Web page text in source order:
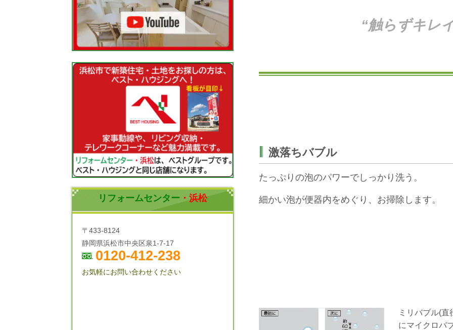
“触らずキレ
激落ちバブル
たっぷりの泡のパワーでしっかり洗う。
細かい泡が便器内をめぐり、お掃除します。
ミリバブル(
にマイクロバ
リフォームセンター・浜松
〒433-8124
静岡県浜松市中央区泉1-7-17
0120-412-238
お気軽にお問い合わせください